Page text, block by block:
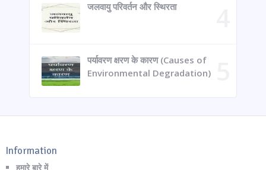
जलवायु परिवर्तन और स्थिरता
पर्यावरण क्षरण के कारण (Causes of
Environmental Degradation)
Information
हमारे बारे में